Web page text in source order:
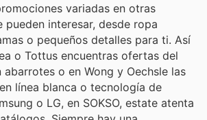
variadas en otras
pueden interesar, desde ropa
o pequeños detalles para ti. Así
o Tottus encuentras ofertas del
o en Wong y Oechsle las
línea blanca o tecnología de
o LG, en SOKSO, estate atenta